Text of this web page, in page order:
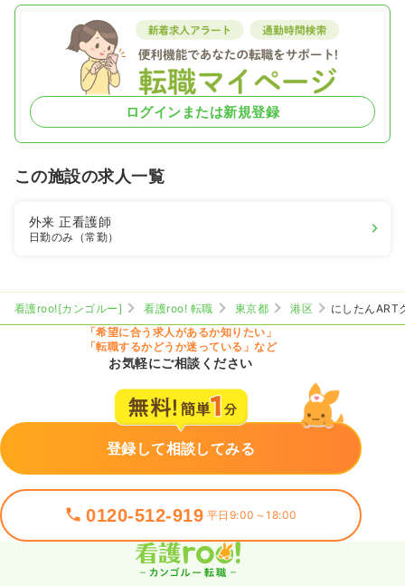
ログインまたは新規登録
この施設の求人一覧
外来正看護師
日勤のみ（常勤）
看護roo![カンゴルー] 看護roo! 転職 東京都 港区
にしたんART
「希望に合う求人があるか知りたい」
「転職するかどうか迷っている」など
お気軽にご相談ください
登録して相談してみる
0120-512-919 平日9:00～18:00